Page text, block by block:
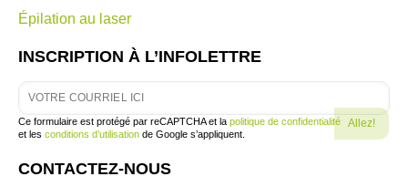
Épilation au laser
INSCRIPTION À L’INFOLETTRE
Ce formulaire est protégé par reCAPTCHA et la politique de confidentialité
et les conditions d’utilisation de Google s’appliquent.
CONTACTEZ-NOUS